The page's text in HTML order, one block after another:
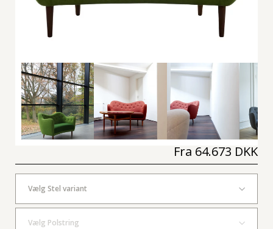
Fra 64.673 DKK
Vælg Stel variant
Vælg Polstring